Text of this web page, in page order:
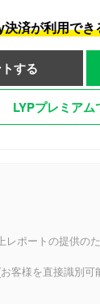
済が利用でき
する
LYPプレミアム
ポートの提供の
客様を直接識別可